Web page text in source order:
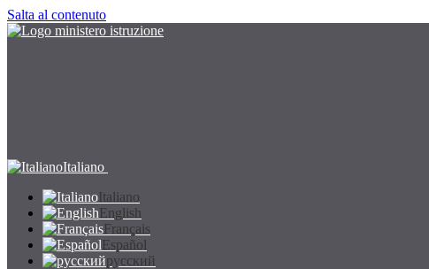
Salta al contenuto
Italiano
Italiano
English
Français
Español
русский